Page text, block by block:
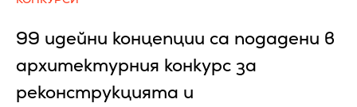
99 идейни концепции са подадени в
архитектурния конкурс за
реконструкцията и